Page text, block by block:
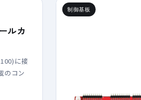
ルカ
に接
のコン
制御基板